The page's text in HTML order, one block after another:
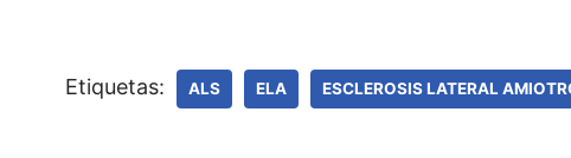
Etiquetas: ALS ELA ESCLEROSIS LATERAL